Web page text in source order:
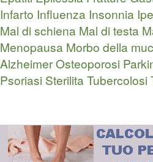
Infarto Influenza Insonnia
Mal di schiena Mal di testa
Menopausa Morbo della
AlzheimerOsteoporosi
Psoriasi SterilitaTubercolosi